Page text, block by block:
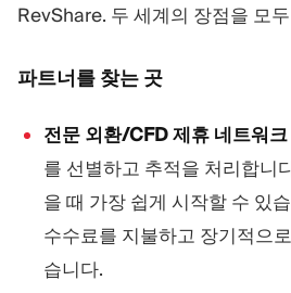
RevShare. 두 세계의 장점을 모
파트너를 찾는 곳
전문 외환/CFD 제휴 네트워크
를 선별하고 추적을 처리합니
을 때 가장 쉽게 시작할 수 있
수수료를 지불하고 장기적으
습니다.